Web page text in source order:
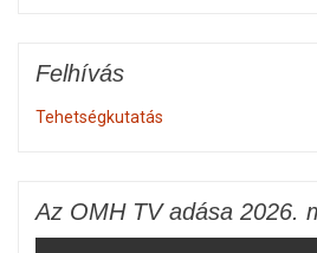
Felhívás
Tehetségkutatás
Az OMH TV adása 2026.